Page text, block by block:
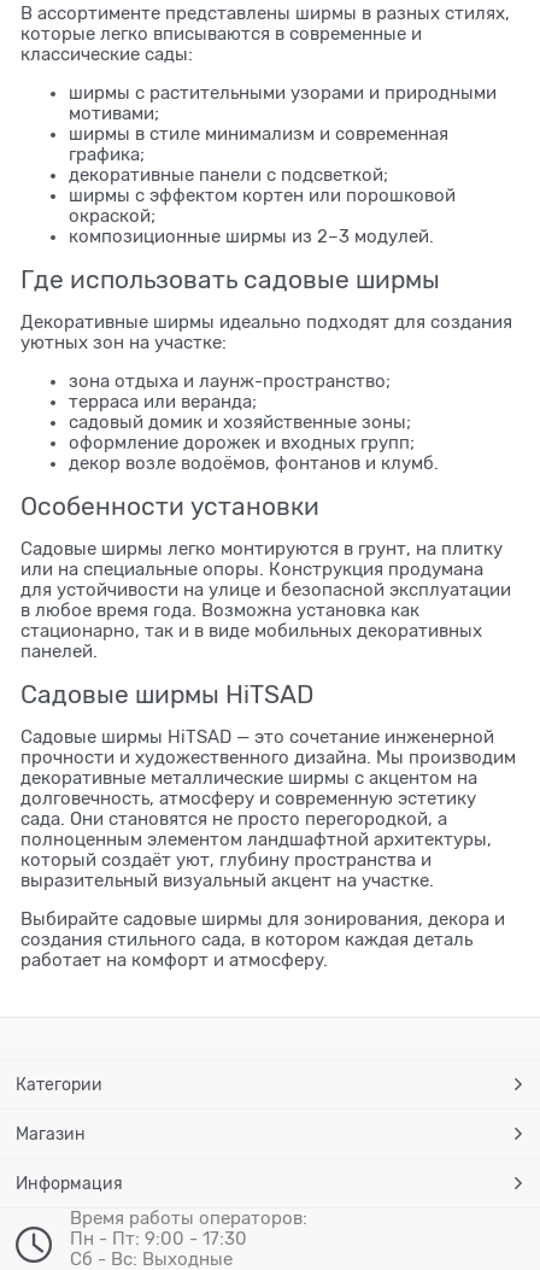
В ассортименте представлены ширмы в разных стилях,
которые легко вписываются в современные и
классические сады:
ширмы с растительными узорами и природными
мотивами;
ширмы в стиле минимализм и современная
графика;
декоративные панели с подсветкой;
ширмы с эффектом кортен или порошковой
окраской;
композиционные ширмы из 2–3 модулей.
Где использовать садовые ширмы
Декоративные ширмы идеально подходят для создания
уютных зон на участке:
зона отдыха и лаунж-пространство;
терраса или веранда;
садовый домик и хозяйственные зоны;
оформление дорожек и входных групп;
декор возле водоёмов, фонтанов и клумб.
Особенности установки
Садовые ширмы легко монтируются в грунт, на плитку
или на специальные опоры. Конструкция продумана
для устойчивости на улице и безопасной эксплуатации
в любое время года. Возможна установка как
стационарно, так и в виде мобильных декоративных
панелей.
Садовые ширмы HiTSAD
Садовые ширмы HiTSAD — это сочетание инженерной
прочности и художественного дизайна. Мы производим
декоративные металлические ширмы с акцентом на
долговечность, атмосферу и современную эстетику
сада. Они становятся не просто перегородкой, а
полноценным элементом ландшафтной архитектуры,
который создаёт уют, глубину пространства и
выразительный визуальный акцент на участке.
Выбирайте садовые ширмы для зонирования, декора и
создания стильного сада, в котором каждая деталь
работает на комфорт и атмосферу.
Категории
Магазин
Информация
Время работы операторов:
Пн - Пт: 9:00 - 17:30
Сб - Вс: Выходные